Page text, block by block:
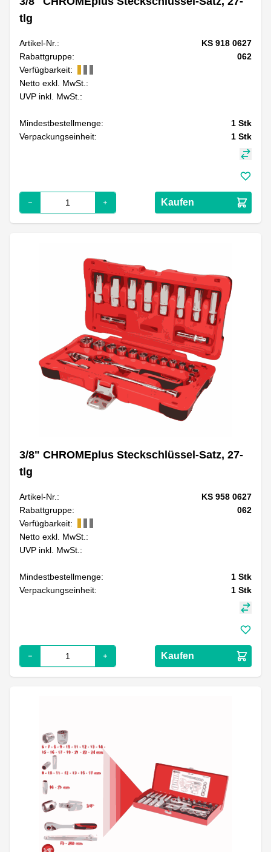
tlg
Artikel-Nr.:
KS 918 0627
Rabattgruppe:
062
Verfügbarkeit:
Netto exkl. MwSt.:
UVP inkl. MwSt.:
Mindestbestellmenge: 1 Stk
Verpackungseinheit:
1 Stk
Kaufen
3/8" CHROMEplus Steckschlüssel-Satz, 27-
tlg
Artikel-Nr.:
KS 958 0627
Rabattgruppe:
062
Verfügbarkeit:
Netto exkl. MwSt.:
UVP inkl. MwSt.:
Mindestbestellmenge: 1 Stk
Verpackungseinheit:
1 Stk
Kaufen